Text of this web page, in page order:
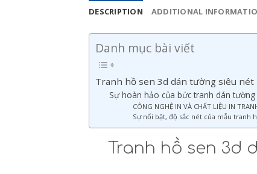
DESCRIPTION ADDITIONAL
Danh mục bài viết
Tranh hồ sen 3d dán tường siêu nét
Sự hoàn hảo của bức tranh dán
CÔNG NGHỆ IN VÀ CHẤT LIỆU IN
Sự nổi bật, độ sắc nét của mẫu tranh
Tranh hồ sen 3d